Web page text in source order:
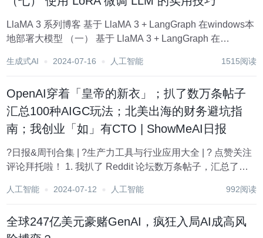
LlaMA 3 系列博客 基于 LlaMA 3 + LangGraph 在windows本
地部署大模型 （一） 基于 LlaMA 3 + LangGraph 在
在w...
生成式AI 2024-07-16 人工智能 1515阅读
OpenAI穿着「皇帝的新衣」；扒了数万条帖子
汇总100种AIGC玩法；北美出海的财务避坑指
南；我创业「如」有CTO | ShowMeAI日报
?日报&周刊合集 | ?生产力工具与行业应用大全 | ? 点赞关注
评论拜托啦！ 1. 我扒了 Reddit 论坛数万条帖子，汇总了
诞生了很多大语言模型和生成式人工...
人工智能 2024-07-12 人工智能 992阅读
全球247亿美元豪赌GenAI，疯狂入局AI成高风